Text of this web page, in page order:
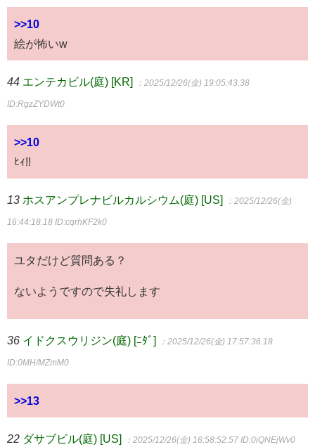
>>10
絵が怖いw
44 エンテカビル(庭) [KR] ：2025/12/26(金) 19:05:43.38
ID:RgzZYDWt0
>>10
ﾋｨ!!
13 ホスアンプレナビルカルシウム(庭) [US] ：2025/12/26(金)
16:44:18.18 ID:cqrhKF2k0
ユタだけど質問ある？
ないようですので失礼します
36 イドクスウリジン(庭) [ﾆﾀﾞ] ：2025/12/26(金) 17:57:36.18
ID:0MH/MZmM0
>>13
22 ダサブビル(庭) [US] ：2025/12/26(金) 16:58:52.57 ID:0iQNEjWv0